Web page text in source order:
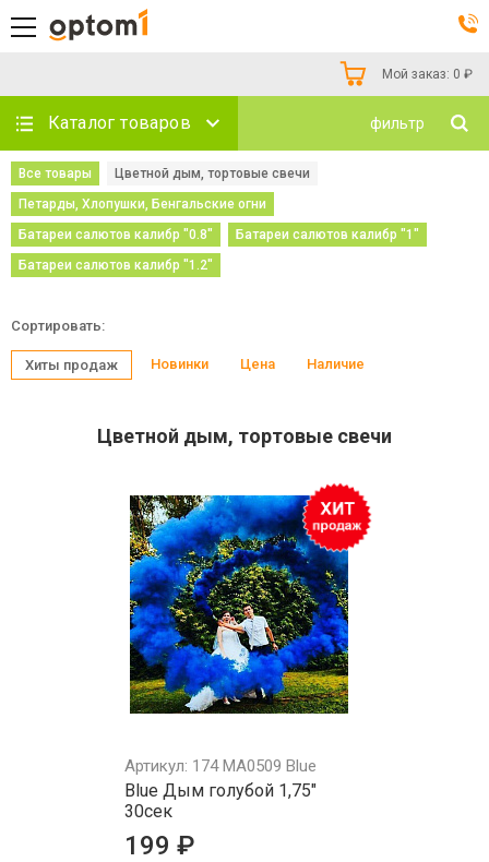
Мой заказ: 0 ₽
Каталог товаров фильтр
Все товары
Цветной дым, тортовые свечи
Петарды, Хлопушки, Бенгальские огни
Батареи салютов калибр "0.8"
Батареи салютов калибр "1"
Батареи салютов калибр "1.2"
Сортировать:
Хиты продаж Новинки Цена Наличие
Цветной дым, тортовые свечи
Артикул: 174 MA0509 Blue
Blue Дым голубой 1,75"
30сек
199 ₽